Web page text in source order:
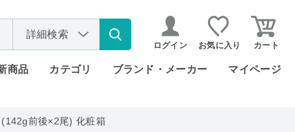
詳細検索
ログイン お気に入り カート
商品 カテゴリ ブランド・メーカー マイページ
前後×2尾) 化粧箱